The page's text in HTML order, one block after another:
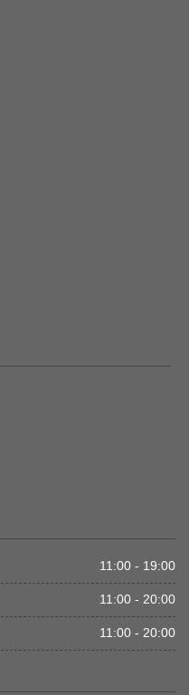
11:00 - 19:00
11:00 - 20:00
11:00 - 20:00